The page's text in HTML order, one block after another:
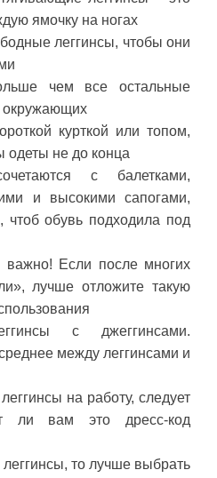
ямочку на ногах
леггинсы, чтобы они
чем все остальные
окружающих
курткой или топом,
одеты не до конца
с балетками,
и высокими сапогами,
обувь подходила под
важно! Если после многих
лучше отложите такую
с джеггинсами.
между леггинсами и
на работу, следует
ли вам это дресс-код
то лучше выбрать